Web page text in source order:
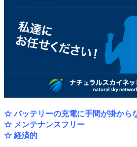
☆ バッテリーの充電に手間が掛から
☆ メンテナンスフリー
☆ 経済的